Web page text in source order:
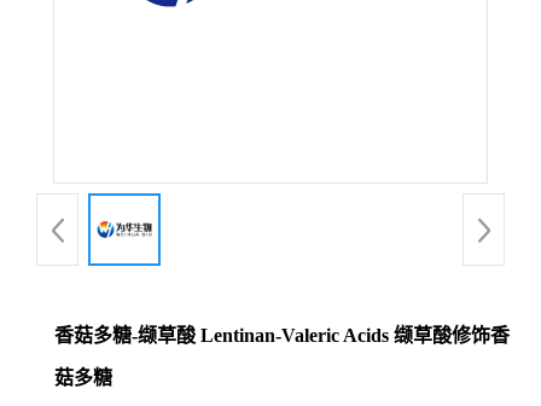
香菇多糖-缬草酸 Lentinan-Valeric Acids 缬草酸修饰香
菇多糖